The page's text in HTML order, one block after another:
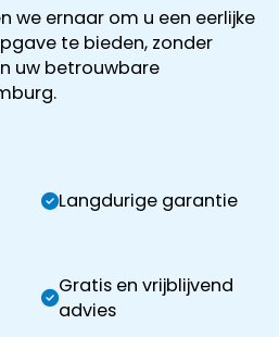
we ernaar om u een eerlijke
te bieden, zonder
uw betrouwbare
Langdurige garantie
Gratis en vrijblijvend
advies